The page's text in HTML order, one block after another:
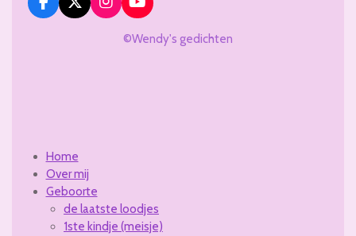
F
a
X
I
n
Y
o
u
©Wendy's gedichten
Home
Over mij
Geboorte
de laatste loodjes
1ste kindje (meisje)